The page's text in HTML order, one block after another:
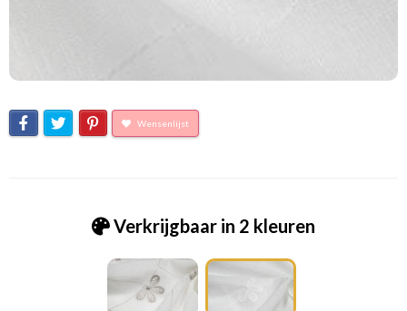
Wensenlijst
Verkrijgbaar in 2 kleuren